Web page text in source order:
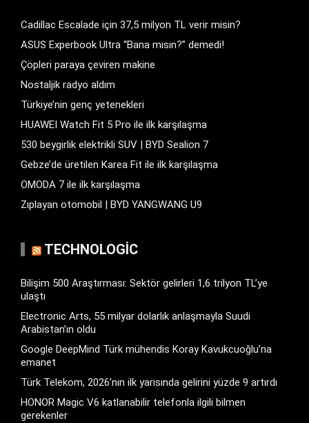
Cadillac Escalade için 37,5 milyon TL verir misin?
ASUS Experbook Ultra “Bana mısın?” demedi!
Çöpleri paraya çeviren makine
Nostaljik radyo aldım
Türkiye’nin genç yetenekleri
HUAWEI Watch Fit 5 Pro ile ilk karşılaşma
530 beygirlik elektrikli SUV | BYD Sealion 7
Gebze’de üretilen Karea Fit ile ilk karşılaşma
OMODA 7 ile ilk karşılaşma
Zıplayan otomobil | BYD YANGWANG U9
TECHNOLOGIC
Bilişim 500 Araştırması: Sektör gelirleri 1,6 trilyon TL’ye
ulaştı
Electronic Arts, 55 milyar dolarlık anlaşmayla Suudi
Arabistan’ın oldu
Google DeepMind Türk mühendis Koray Kavukcuoğlu’na
emanet
Türk Telekom, 2026’nın ilk yarısında gelirini yüzde 9 artırdı
HONOR Magic V6 katlanabilir telefonla ilgili bilmen
gerekenler